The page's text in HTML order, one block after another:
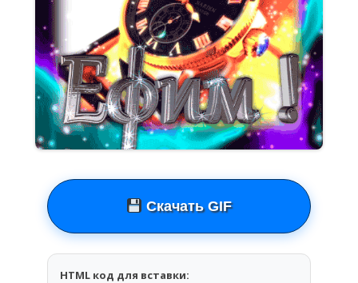
Скачать GIF
HTML код для вставки: